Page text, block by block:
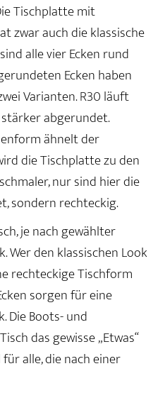
Tischplatte mit
zwar auch die klassische
alle vier Ecken rund
Ecken haben
Varianten. R30 läuft
abgerundet.
ähnelt der
die Tischplatte zu den
nur sind hier die
sondern rechteckig.
je nach gewählter
Wer den klassischen Look
rechteckige Tischform
sorgen für eine
Die Boots- und
das gewisse „Etwas“
alle, die nach einer